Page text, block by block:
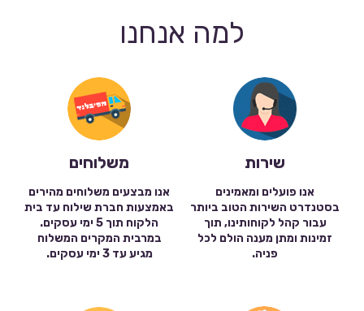
למה אנחנו
שירות
אנו פועלים ומאמינים
בסטנדרט השירות הטוב ביותר
עבור קהל לקוחותינו, תוך
זמינות ומתן מענה הולם לכל
פניה.
משלוחים
אנו מבצעים משלוחים מהירים
באמצעות חברת שילוח עד בית
הלקוח תוך 5 ימי עסקים.
במרבית המקרים המשלוח
מגיע עד 3 ימי עסקים.